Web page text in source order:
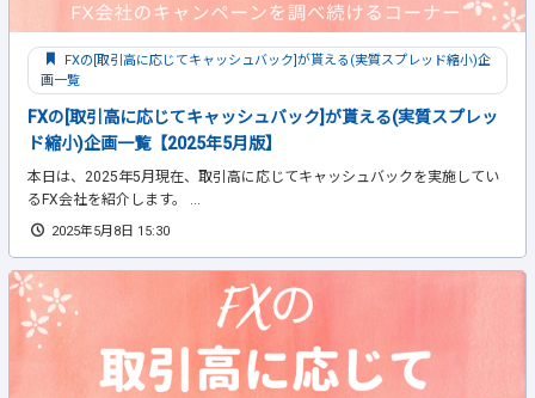
FXの[取引高に応じてキャッシュバック]が貰える(実質スプレッド縮小)企
画一覧
FXの[取引高に応じてキャッシュバック]が貰える(実質スプレッ
ド縮小)企画一覧【2025年5月版】
本日は、2025年5月現在、取引高に応じてキャッシュバックを実施してい
るFX会社を紹介します。 ...
2025年5月8日 15:30